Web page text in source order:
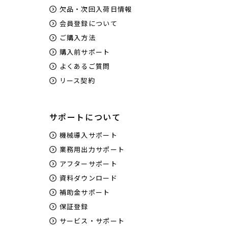
欠品・次回入荷日情報
会員登録について
ご購入方法
購入前サポート
よくあるご質問
リース契約
サポートについて
機械導入サポート
業務用出力サポート
アフターサポート
資料ダウンロード
補助金サポート
保証登録
サービス・サポート